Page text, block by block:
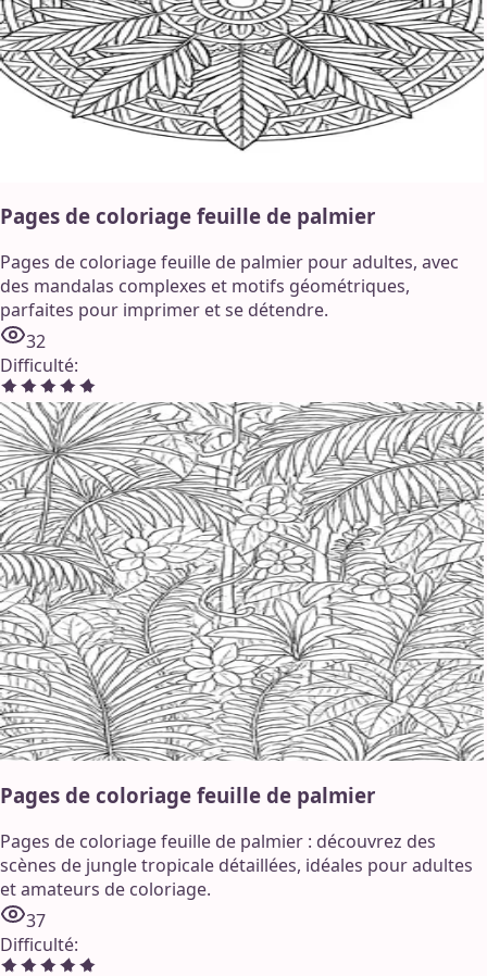
Pages de coloriage feuille de palmier
Pages de coloriage feuille de palmier pour adultes, avec
des mandalas complexes et motifs géométriques,
parfaites pour imprimer et se détendre.
32
Difficulté:
Pages de coloriage feuille de palmier
Pages de coloriage feuille de palmier : découvrez des
scènes de jungle tropicale détaillées, idéales pour adultes
et amateurs de coloriage.
37
Difficulté: